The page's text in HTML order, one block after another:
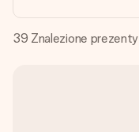
39 Znalezione prezenty